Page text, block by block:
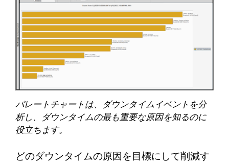
パレートチャートは、ダウンタイムイベントを分
析し、ダウンタイムの最も重要な原因を知るのに
役立ちます。
どのダウンタイムの原因を目標にして削減す